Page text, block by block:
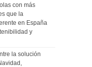
con más
que la
en España
y
la solución